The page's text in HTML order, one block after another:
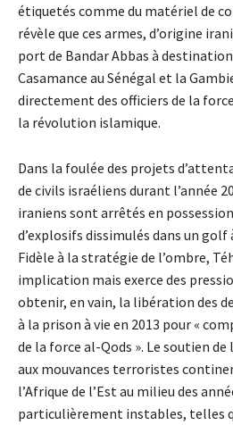
étiquetés comme du matériel de
révèle que ces armes, d’origine
port de Bandar Abbas à
Casamance au Sénégal et la
directement des officiers de la
la révolution islamique.
Dans la foulée des projets
de civils israéliens durant l’année
iraniens sont arrêtés en
d’explosifs dissimulés dans un golf
Fidèle à la stratégie de l’ombre,
implication mais exerce des
obtenir, en vain, la libération des
à la prison à vie en 2013 pour «
de la force al-Qods ». Le soutien
aux mouvances terroristes
l’Afrique de l’Est au milieu des
particulièrement instables, telles